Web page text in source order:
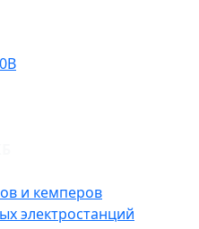
и кемперов
электростанций